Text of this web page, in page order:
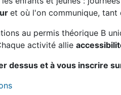
et où l'on communique, tant
au permis théorique B
activité allie
dessus et à vous inscrire